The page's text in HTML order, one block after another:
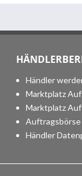
Händler
Marktplatz
Marktplatz
Auftragsbörse
Händler